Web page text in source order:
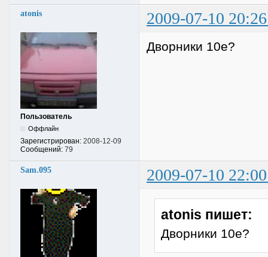
atonis 2009-07-10
Пользователь
Оффлайн
Зарегистрирован: 2008-12-09
Сообщений: 79
Дворники 10е?
Sam.095 2009-07-10
atonis пишет:
Дворники 10е?